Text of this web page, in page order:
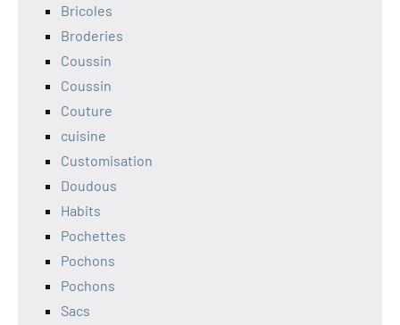
Bricoles
Broderies
Coussin
Coussin
Couture
cuisine
Customisation
Doudous
Habits
Pochettes
Pochons
Pochons
Sacs